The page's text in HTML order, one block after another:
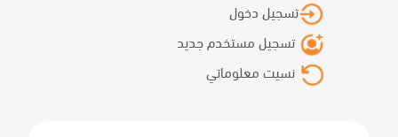
تسجيل دخول
تسجيل مستخدم جديد
نسيت معلوماتي